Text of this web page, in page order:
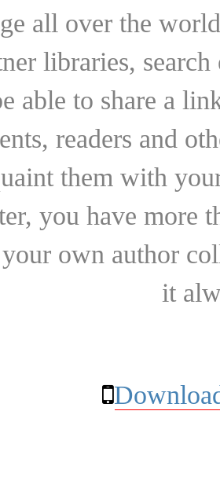
all over the
libraries,
able to share a
readers and
them with
you have more
own author
it